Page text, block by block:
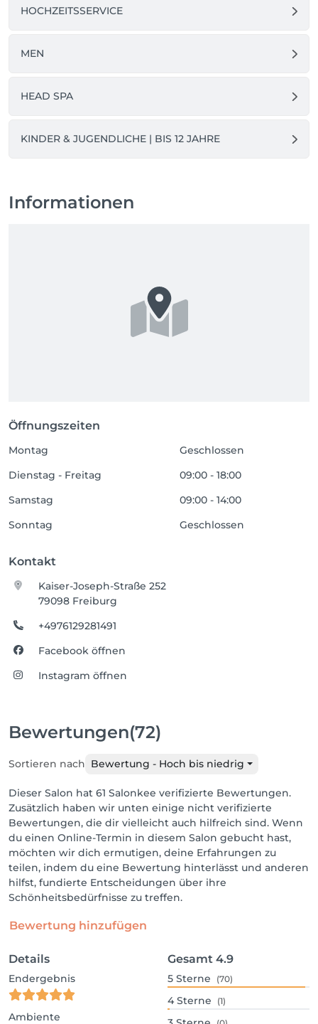
HOCHZEITSSERVICE
MEN
HEAD SPA
KINDER & JUGENDLICHE | BIS 12 JAHRE
Informationen
Öffnungszeiten
Montag
Geschlossen
Dienstag - Freitag
09:00 - 18:00
Samstag
09:00 - 14:00
Sonntag
Geschlossen
Kontakt
Kaiser-Joseph-Straße 252
79098 Freiburg
+4976129281491
Facebook öffnen
Instagram öffnen
Bewertungen(72)
Sortieren nach Bewertung - Hoch bis niedrig
Dieser Salon hat 61 Salonkee verifizierte Bewertungen.
Zusätzlich haben wir unten einige nicht verifizierte
Bewertungen, die dir vielleicht auch hilfreich sind. Wenn
du einen Online-Termin in diesem Salon gebucht hast,
möchten wir dich ermutigen, deine Erfahrungen zu
teilen, indem du eine Bewertung hinterlässt und anderen
hilfst, fundierte Entscheidungen über ihre
Schönheitsbedürfnisse zu treffen.
Bewertung hinzufügen
Details
Endergebnis
Ambiente
Gesamt 4.9
5 Sterne (70)
4 Sterne (1)